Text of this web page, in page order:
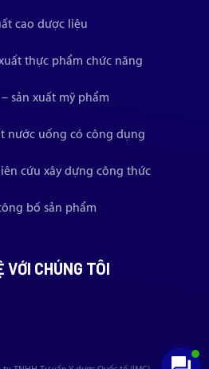
cao dược liệu
thực phẩm chức năng
sản xuất mỹ phẩm
nước uống có công dụng
cứu xây dựng công thức
bố sản phẩm
VỚI CHÚNG TÔI